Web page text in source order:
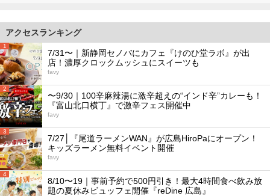
アクセスランキング
1
7/31〜｜新静岡セノバにカフェ『けのひ堂ラボ』が出
店！濃厚クロックムッシュにスイーツも
favy
2
〜9/30｜100辛麻辣湯に激辛超えの“インド辛”カレーも！
『富山北口横丁』で激辛フェス開催中
favy
3
7/27│『尾道ラーメンWAN』が広島HiroPaにオープン！
キッズラーメン無料イベント開催
favy
4
8/10〜19｜事前予約で500円引き！最大4時間食べ飲み放
題の夏休みビュッフェ開催『reDine 広島』